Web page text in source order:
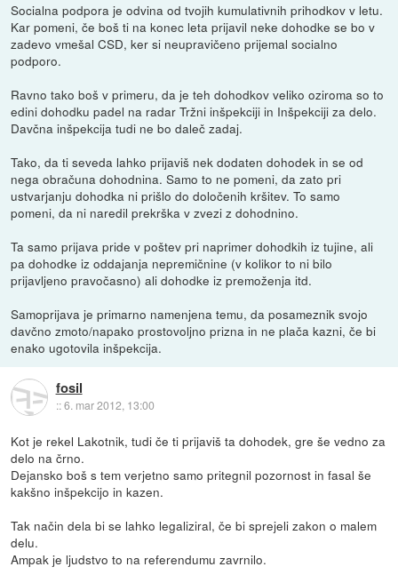
Socialna podpora je odvina od tvojih kumulativnih prihodkov v letu.
Kar pomeni, če boš ti na konec leta prijavil neke dohodke se bo v
zadevo vmešal CSD, ker si neupravičeno prijemal socialno
podporo.
Ravno tako boš v primeru, da je teh dohodkov veliko oziroma so to
edini dohodku padel na radar Tržni inšpekciji in Inšpekciji za delo.
Davčna inšpekcija tudi ne bo daleč zadaj.
Tako, da ti seveda lahko prijaviš nek dodaten dohodek in se od
nega obračuna dohodnina. Samo to ne pomeni, da zato pri
ustvarjanju dohodka ni prišlo do določenih kršitev. To samo
pomeni, da ni naredil prekrška v zvezi z dohodnino.
Ta samo prijava pride v poštev pri naprimer dohodkih iz tujine, ali
pa dohodke iz oddajanja nepremičnine (v kolikor to ni bilo
prijavljeno pravočasno) ali dohodke iz premoženja itd.
Samoprijava je primarno namenjena temu, da posameznik svojo
davčno zmoto/napako prostovoljno prizna in ne plača kazni, če bi
enako ugotovila inšpekcija.
fosil
::6. mar 2012, 13:00
Kot je rekel Lakotnik, tudi če ti prijaviš ta dohodek, gre še vedno za
delo na črno.
Dejansko boš s tem verjetno samo pritegnil pozornost in fasal še
kakšno inšpekcijo in kazen.
Tak način dela bi se lahko legaliziral, če bi sprejeli zakon o malem
delu.
Ampak je ljudstvo to na referendumu zavrnilo.